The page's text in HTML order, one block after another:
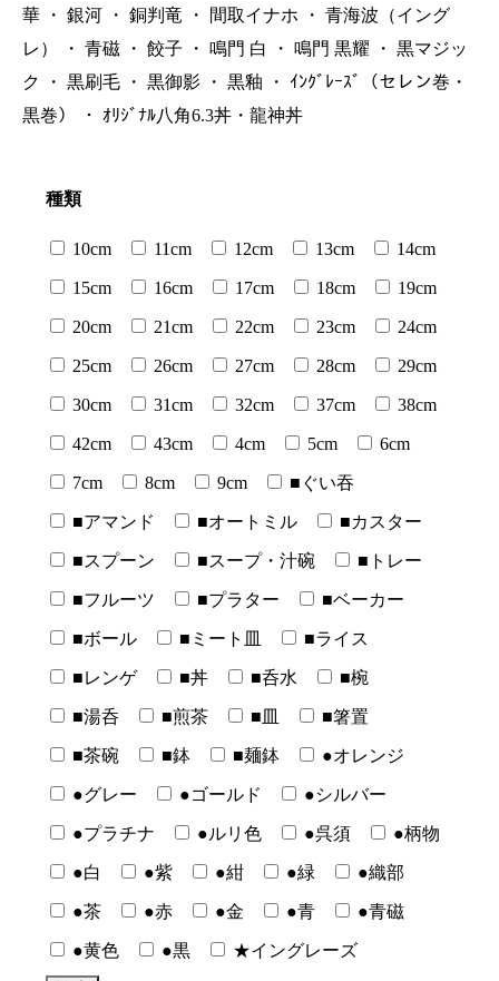
華
・ 銀河 ・ 銅判竜 ・ 間取イナホ ・ 青海波（イング
レ）
・ 青磁 ・ 餃子 ・ 鳴門 白 ・ 鳴門 黒耀 ・ 黒マジッ
ク
・ 黒刷毛 ・ 黒御影 ・ 黒釉 ・
ｲﾝｸﾞﾚｰｽﾞ（セレン巻・
黒巻）
・ ｵﾘｼﾞﾅﾙ八角6.3丼・龍神丼
種類
10cm 11cm 12cm 13cm 14cm
15cm 16cm 17cm 18cm 19cm
20cm 21cm 22cm 23cm 24cm
25cm 26cm 27cm 28cm 29cm
30cm 31cm 32cm 37cm 38cm
42cm 43cm 4cm 5cm 6cm
7cm 8cm 9cm ■ぐい吞
■アマンド ■オートミル ■カスター
■スプーン ■スープ・汁碗 ■トレー
■フルーツ ■プラター ■ベーカー
■ボール ■ミート皿 ■ライス
■レンゲ ■丼 ■呑水 ■椀
■湯呑 ■煎茶 ■皿 ■箸置
■茶碗 ■鉢 ■麺鉢 ●オレンジ
●グレー ●ゴールド ●シルバー
●プラチナ ●ルリ色 ●呉須 ●柄物
●白 ●紫 ●紺 ●緑 ●織部
●茶 ●赤 ●金 ●青 ●青磁
●黄色 ●黒 ★イングレーズ